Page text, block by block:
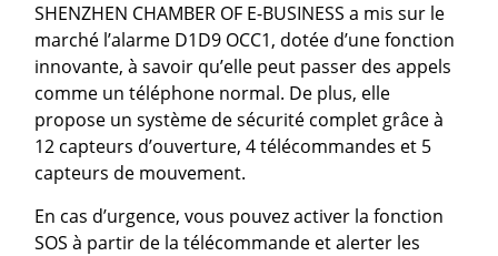
SHENZHEN CHAMBER OF E-BUSINESS a mis sur le
marché l’alarme D1D9 OCC1, dotée d’une fonction
innovante, à savoir qu’elle peut passer des appels
comme un téléphone normal. De plus, elle
propose un système de sécurité complet grâce à
12 capteurs d’ouverture, 4 télécommandes et 5
capteurs de mouvement.
En cas d’urgence, vous pouvez activer la fonction
SOS à partir de la télécommande et alerter les